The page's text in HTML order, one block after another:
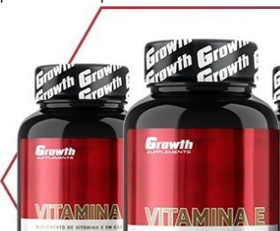
organismo de combater vírus e outros
possam causar problemas de saúde.